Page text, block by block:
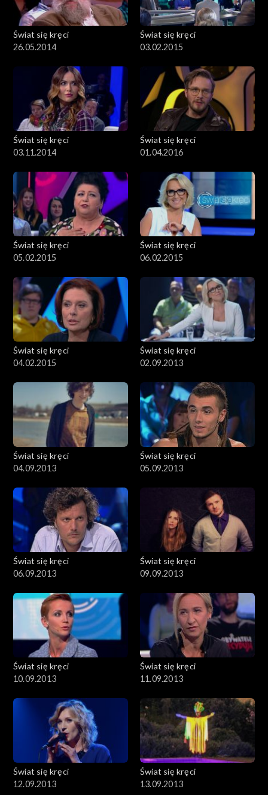
Świat się kręci
26.05.2014
Świat się kręci
03.02.2015
Świat się kręci
03.11.2014
Świat się kręci
01.04.2016
Świat się kręci
05.02.2015
Świat się kręci
06.02.2015
Świat się kręci
04.02.2015
Świat się kręci
02.09.2013
Świat się kręci
04.09.2013
Świat się kręci
05.09.2013
Świat się kręci
06.09.2013
Świat się kręci
09.09.2013
Świat się kręci
10.09.2013
Świat się kręci
11.09.2013
Świat się kręci
12.09.2013
Świat się kręci
13.09.2013